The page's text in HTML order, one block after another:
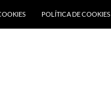
POLÍTICA DE COOKIES